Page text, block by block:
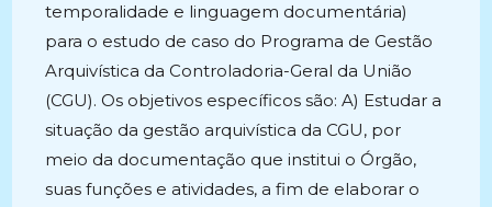
temporalidade e linguagem documentária)
para o estudo de caso do Programa de Gestão
Arquivística da Controladoria-Geral da União
(CGU). Os objetivos específicos são: A) Estudar a
situação da gestão arquivística da CGU, por
meio da documentação que institui o Órgão,
suas funções e atividades, a fim de elaborar o